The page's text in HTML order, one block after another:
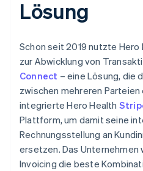
Lösung
Schon seit 2019 nutzte Hero
zur Abwicklung von
Connect – eine Lösung, die
zwischen mehreren
integrierte Hero Health
Plattform, um damit seine
Rechnungsstellung an
ersetzen. Das Unternehmen
Invoicing die beste